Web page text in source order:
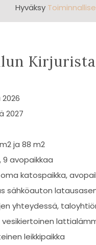
Hyväksy
Kirjurista
2027
ja 88 m2
9 avopaikkaa
katospaikka,
sähköauton
yhteydessä,
leikkipaikka